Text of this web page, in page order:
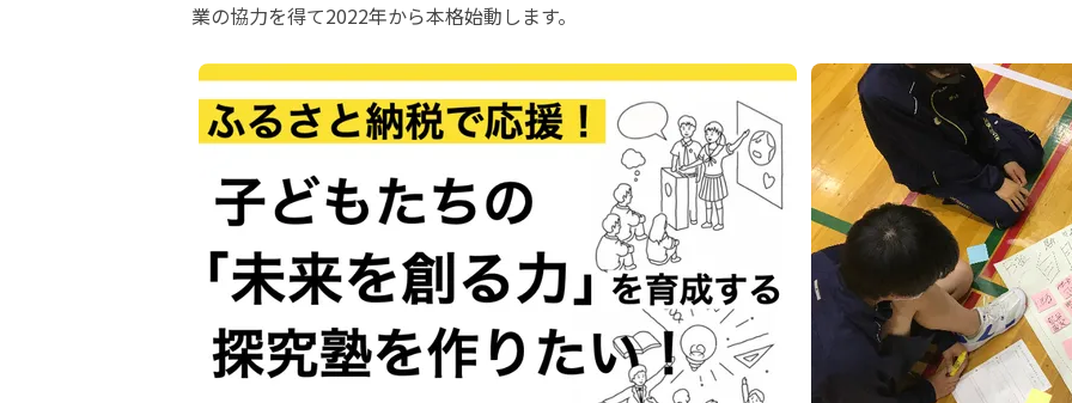
業の協力を得て2022年から本格始動します。